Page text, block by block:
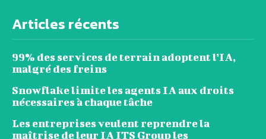
Articles récents
99% des services de terrain adoptent l’IA,
malgré des freins
Snowflake limite les agents IA aux droits
nécessaires à chaque tâche
Les entreprises veulent reprendre la
maîtrise de leur IA ITS Group les